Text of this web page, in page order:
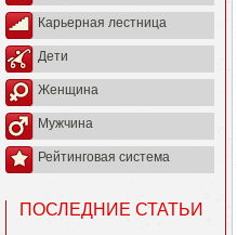
Карьерная лестница
Дети
Женщина
Мужчина
Рейтинговая система
ПОСЛЕДНИЕ СТАТЬИ